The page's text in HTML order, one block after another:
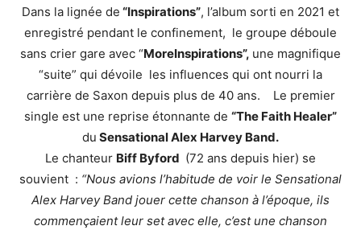
Dans la lignée de “Inspirations”, l’album sorti en 2021 et
enregistré pendant le confinement, le groupe déboule
sans crier gare avec “MoreInspirations”, une magnifique
“suite” qui dévoile les influences qui ont nourri la
carrière de Saxon depuis plus de 40 ans. Le premier
single est une reprise étonnante de “The Faith Healer”
du Sensational Alex Harvey Band.
Le chanteur Biff Byford (72 ans depuis hier) se
souvient : “Nous avions l’habitude de voir le Sensational
Alex Harvey Band jouer cette chanson à l’époque, ils
commençaient leur set avec elle, c’est une chanson